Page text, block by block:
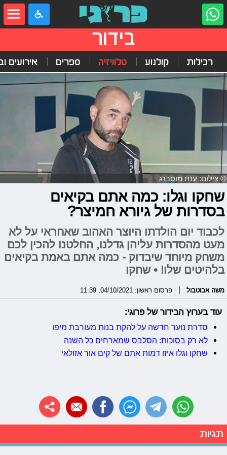
בידור
רכילות קולנוע טלוויזיה ספרים אירועים
© צילום: ענת מוסברג
שחקו וגלו: כמה אתם בקיאים
בסדרות של גיורא חמיצר?
לכבוד יום הולדתו היוצר האהוב שאחראי על לא
מעט מהסדרות עליהן גדלנו, החלטנו להכין לכם
משחק מיוחד שיבדוק - כמה אתם באמת בקיאים
בלהיטים שלו! • שחקו
משה אבוטבול פרסום ראשון: 04/10/2021, 11:39
עוד בערוץ הבידור של פרוגי:
סדרת נוער חדשה על להקת בנות מעורבת מיפו
לא רק בסוכות: הסלבס שמארחים כל השנה
שחקו וגלו איזו דמות אתם של קים אור אזולאי
תגיות